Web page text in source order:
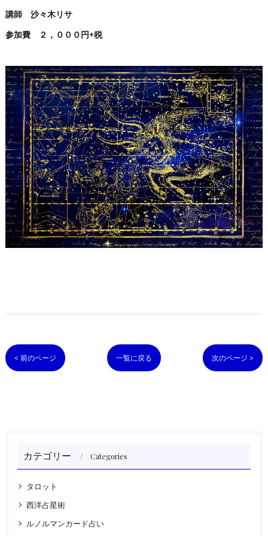
講師 沙々木リサ
参加費 ２，０００円+税
< 前のページ 一覧に戻る 次のページ >
カテゴリー Categories
タロット
西洋占星術
ルノルマンカード占い